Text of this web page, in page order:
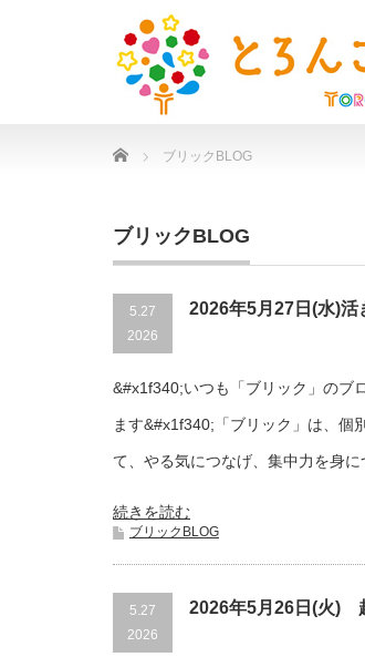
Home ブリックBLOG
ブリックBLOG
5.27
2026
2026年5月27日(水)活
&#x1f340;いつも「ブリック」のブ
ます&#x1f340;「ブリック」は、個
て、やる気につなげ、集中力を身に
続きを読む
ブリックBLOG
5.27
2026
2026年5月26日(火)